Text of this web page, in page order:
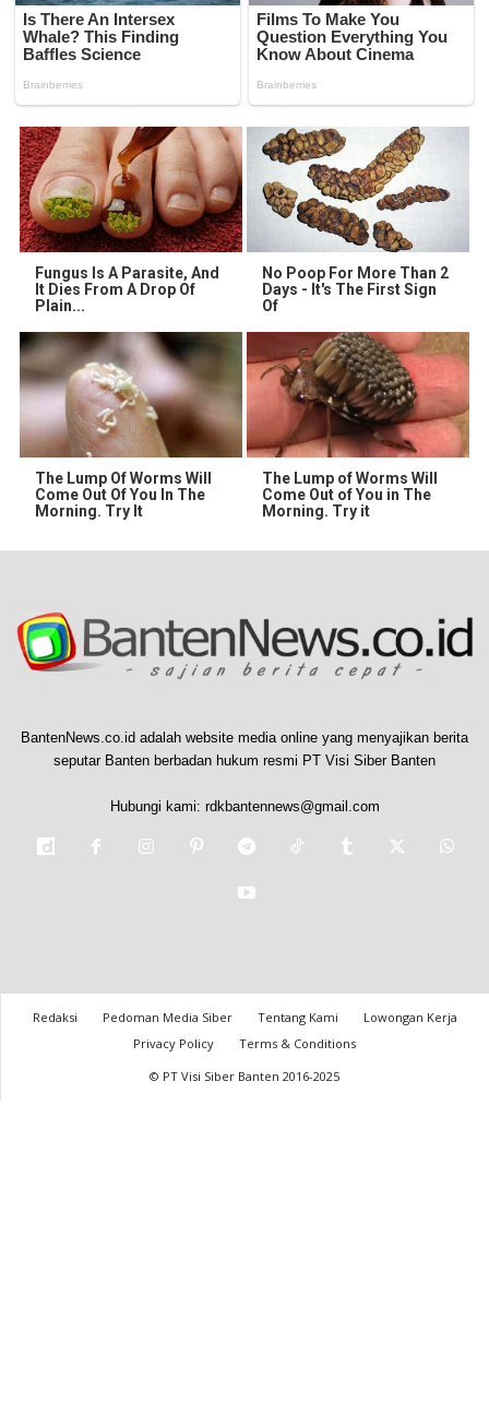
Fungus Is A Parasite, And
It Dies From A Drop Of
Plain...
No Poop For More Than 2
Days - It's The First Sign
Of
The Lump Of Worms Will
Come Out Of You In The
Morning. Try It
The Lump of Worms Will
Come Out of You in The
Morning. Try it
BantenNews.co.id adalah website media online yang menyajikan berita
seputar Banten berbadan hukum resmi PT Visi Siber Banten
Hubungi kami: rdkbantennews@gmail.com
Redaksi Pedoman Media Siber Tentang Kami
Lowongan Kerja
Privacy Policy
Terms & Conditions
© PT Visi Siber Banten 2016-2025